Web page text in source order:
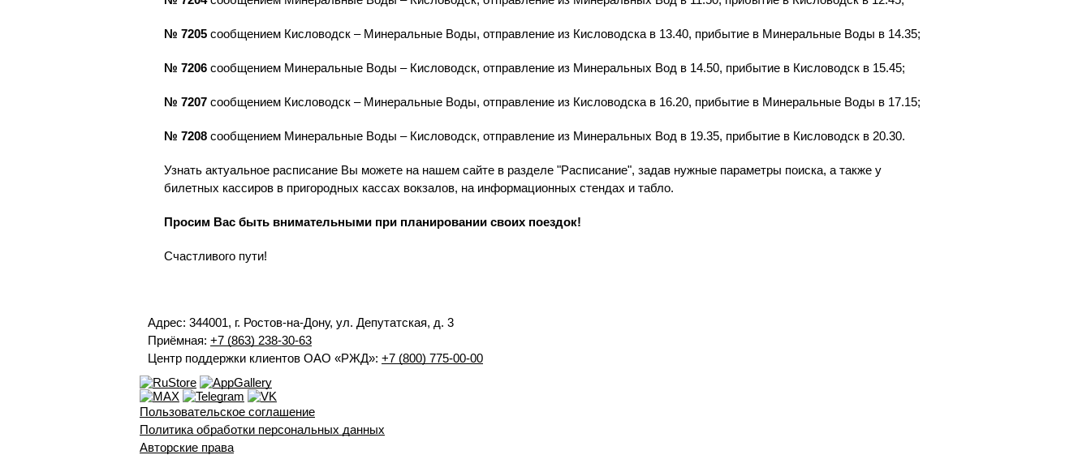
№ 7205 сообщением Кисловодск – Минеральные Воды, отправление из Кисловодска в 13.40, прибытие в Минеральные Воды в 14.35;
№ 7206 сообщением Минеральные Воды – Кисловодск, отправление из Минеральных Вод в 14.50, прибытие в Кисловодск в 15.45;
№ 7207 сообщением Кисловодск – Минеральные Воды, отправление из Кисловодска в 16.20, прибытие в Минеральные Воды в 17.15;
№ 7208 сообщением Минеральные Воды – Кисловодск, отправление из Минеральных Вод в 19.35, прибытие в Кисловодск в 20.30.
Узнать актуальное расписание Вы можете на нашем сайте в разделе "Расписание", задав нужные параметры поиска, а также у
билетных кассиров в пригородных кассах вокзалов, на информационных стендах и табло.
Просим Вас быть внимательными при планировании своих поездок!
Счастливого пути!
Адрес: 344001, г. Ростов-на-Дону, ул. Депутатская, д. 3
Приёмная: +7 (863) 238-30-63
Центр поддержки клиентов ОАО «РЖД»: +7 (800) 775-00-00
Пользовательское соглашение
Политика обработки персональных данных
Авторские права